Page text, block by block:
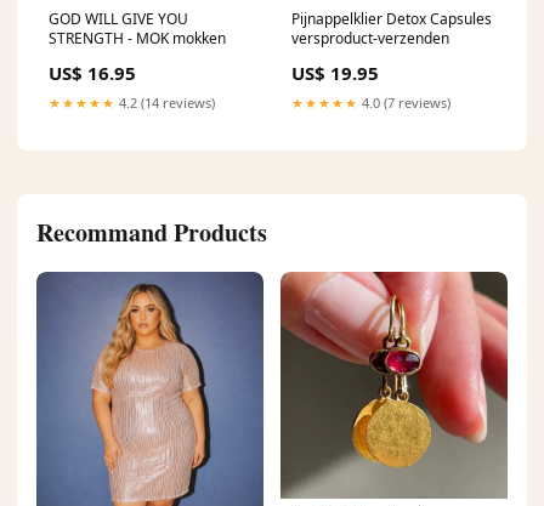
GOD WILL GIVE YOU
STRENGTH - MOK mokken
US$ 16.95
★★★★★ 4.2 (14 reviews)
Pijnappelklier Detox Capsules
versproduct-verzenden
US$ 19.95
★★★★★ 4.0 (7 reviews)
Recommand Products